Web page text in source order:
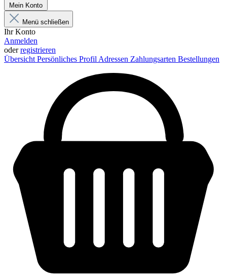
Mein Konto
Menü schließen
Ihr Konto
Anmelden
oderregistrieren
Übersicht Persönliches Profil Adressen Zahlungsarten Bestellungen